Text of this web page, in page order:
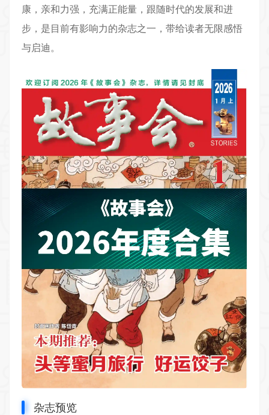
康，亲和力强，充满正能量，跟随时代的发展和进
步，是目前有影响力的杂志之一，带给读者无限感悟
与启迪。
杂志预览